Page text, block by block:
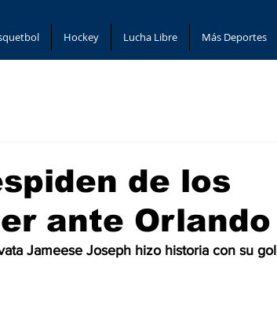
Hockey Lucha Libre Más Deportes
de los
ante Orlando
Jameese Joseph hizo historia con su gol